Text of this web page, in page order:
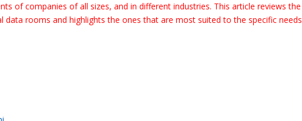
of companies of all sizes, and in different industries. This article reviews the
rooms and highlights the ones that are most suited to the specific needs